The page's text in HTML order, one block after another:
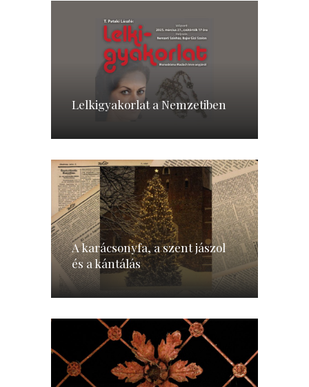
Lelkigyakorlat a Nemzetiben
A karácsonyfa, a szent jászol
és a kántálás